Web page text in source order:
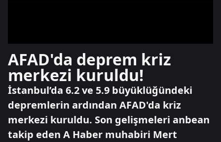
AFAD'da deprem kriz
merkezi kuruldu!
İstanbul’da 6.2 ve 5.9 büyüklüğündeki
depremlerin ardından AFAD'da kriz
merkezi kuruldu. Son gelişmeleri anbean
takip eden A Haber muhabiri Mert